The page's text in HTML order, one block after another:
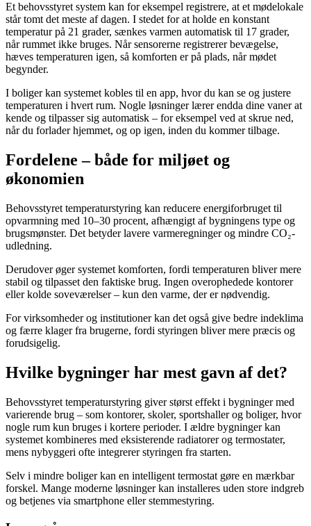
Et behovsstyret system kan for eksempel registrere, at et mødelokale
står tomt det meste af dagen. I stedet for at holde en konstant
temperatur på 21 grader, sænkes varmen automatisk til 17 grader,
når rummet ikke bruges. Når sensorerne registrerer bevægelse,
hæves temperaturen igen, så komforten er på plads, når mødet
begynder.
I boliger kan systemet kobles til en app, hvor du kan se og justere
temperaturen i hvert rum. Nogle løsninger lærer endda dine vaner at
kende og tilpasser sig automatisk – for eksempel ved at skrue ned,
når du forlader hjemmet, og op igen, inden du kommer tilbage.
Fordelene – både for miljøet og
økonomien
Behovsstyret temperaturstyring kan reducere energiforbruget til
opvarmning med 10–30 procent, afhængigt af bygningens type og
brugsmønster. Det betyder lavere varmeregninger og mindre CO₂-
udledning.
Derudover øger systemet komforten, fordi temperaturen bliver mere
stabil og tilpasset den faktiske brug. Ingen overophedede kontorer
eller kolde soveværelser – kun den varme, der er nødvendig.
For virksomheder og institutioner kan det også give bedre indeklima
og færre klager fra brugerne, fordi styringen bliver mere præcis og
forudsigelig.
Hvilke bygninger har mest gavn af det?
Behovsstyret temperaturstyring giver størst effekt i bygninger med
varierende brug – som kontorer, skoler, sportshaller og boliger, hvor
nogle rum kun bruges i kortere perioder. I ældre bygninger kan
systemet kombineres med eksisterende radiatorer og termostater,
mens nybyggeri ofte integrerer styringen fra starten.
Selv i mindre boliger kan en intelligent termostat gøre en mærkbar
forskel. Mange moderne løsninger kan installeres uden store indgreb
og betjenes via smartphone eller stemmestyring.